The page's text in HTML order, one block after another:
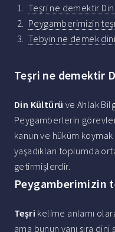
Teşri ne demektir
Peygamberimizin
Tebyin ne demek dini
Teşri ne demektir
Din Kültürü ve Ahlak
Peygamberlerin
kanun ve hüküm
yaşadıkları toplumda
getirmişlerdir.
Peygamberimizin
Teşri kelime anlamı
ama bunun yanı sıra